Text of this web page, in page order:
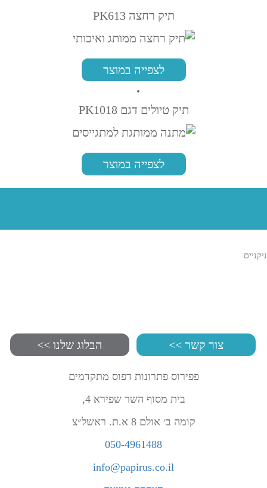
תיק רחצה PK613
לצפייה במוצר
תיק טיולים דגם PK1018
לצפייה במוצר
ניקניים
צור קשר >> הבלוג שלנו >>
פפירוס פתרונות דפוס מתקדמים
בית מסוף השר שפירא 4,
קומה ב׳ אולם 8 א.ת. ראשל״צ
050-4961488
info@papirus.co.il